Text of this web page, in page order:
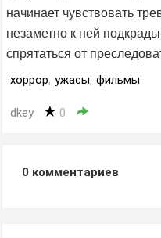
начинает чувствовать
незаметно к ней
спрятаться от
хоррор, ужасы, фильмы
dkey 0
0 комментариев